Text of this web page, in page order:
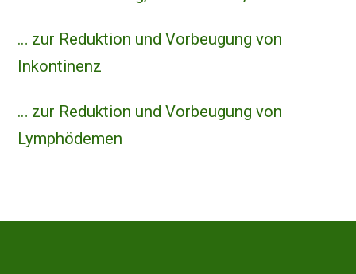
… zur Reduktion und Vorbeugung von
Inkontinenz
… zur Reduktion und Vorbeugung von
Lymphödemen